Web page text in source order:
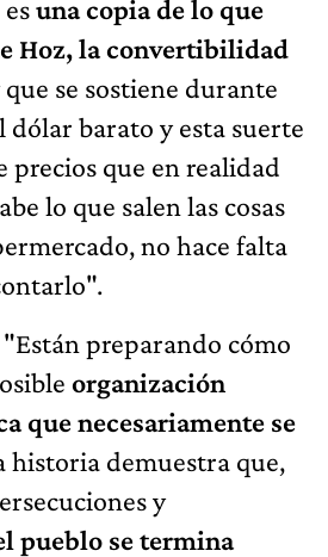
una copia de lo que
Hoz, la convertibilidad
que se sostiene durante
barato y esta suerte
precios que en realidad
lo que salen las cosas
no hace falta
"Están preparando cómo
organización
que necesariamente se
historia demuestra que,
y
pueblo se termina